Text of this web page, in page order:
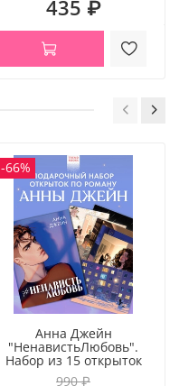
435 ₽
-66%
Анна Джейн
"НенавистьЛюбовь".
Набор из 15 открыток
990 ₽